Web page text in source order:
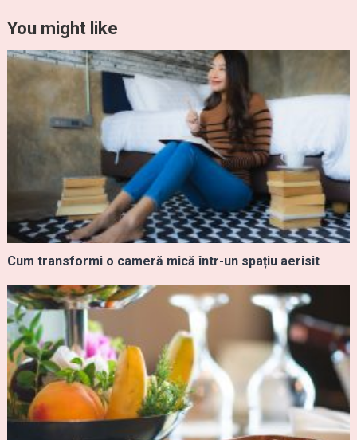
You might like
Cum transformi o cameră mică într-un spațiu aerisit